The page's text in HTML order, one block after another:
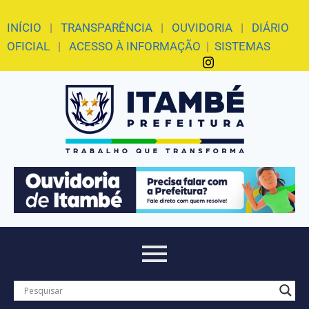
INÍCIO | TRANSPARÊNCIA | OUVIDORIA | DIÁRIO
OFICIAL | ACESSO À INFORMAÇÃO | SISTEMAS